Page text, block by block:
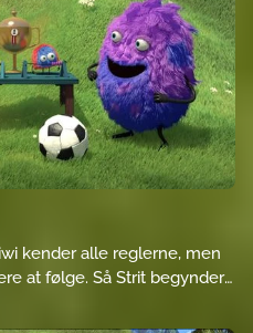
kender alle reglerne, men
at følge. Så Strit begynder